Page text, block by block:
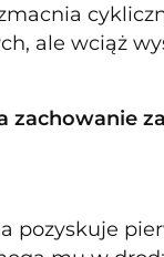
ale wciąż
zachowanie
pozyskuje